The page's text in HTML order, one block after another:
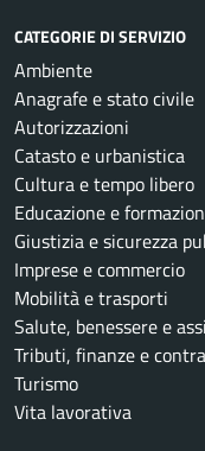
CATEGORIE DI SERVIZIO
Ambiente
Anagrafe e stato civile
Autorizzazioni
Catasto e urbanistica
Cultura e tempo libero
Educazione e
Giustizia e sicurezza
Imprese e commercio
Mobilità e trasporti
Salute, benessere e
Tributi, finanze e
Turismo
Vita lavorativa